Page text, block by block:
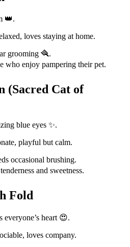
👑.
loves staying at home.
grooming 🪮.
who enjoy pampering their pet.
(Sacred Cat of
blue eyes ✨.
playful but calm.
occasional brushing.
and sweetness.
Fold
everyone’s heart 😍.
loves company.